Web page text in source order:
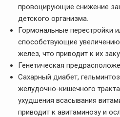
провоцирующие снижение
детского организма.
Гормональные перестройки
способствующие
желез, что приводит к их
Генетическая
Сахарный диабет,
желудочно-кишечного
ухудшения всасывания
приводит к авитаминозу и